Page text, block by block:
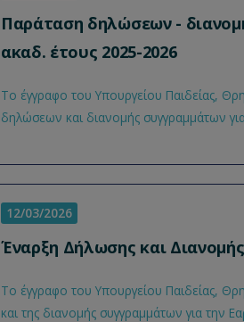
Παράταση δηλώσεων -
ακαδ. έτους 2025-2026
Το έγγραφο του Υπουργείου Παιδείας,
δηλώσεων και διανομής συγγραμμάτων
12/03/2026
Έναρξη Δήλωσης και
Το έγγραφο του Υπουργείου Παιδείας,
και της διανομής συγγραμμάτων για την